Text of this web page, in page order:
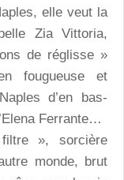
elle veut la
Zia Vittoria,
de réglisse »
fougueuse et
d’en bas-
Ferrante…
», sorcière
monde, brut